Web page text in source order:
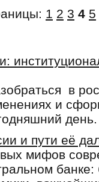
1 2 3 4 5
в
и
и пути её
мифов
банке: